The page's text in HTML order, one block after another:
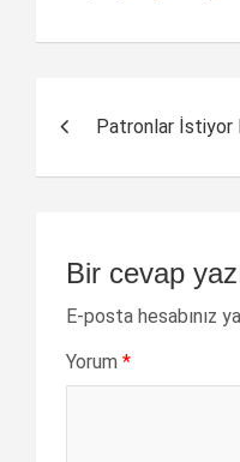
Patronlar İstiyor
Bir cevap
E-posta hesabınız
Yorum *